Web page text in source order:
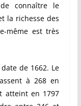
connaître le
la richesse des
même est très
de 1662. Le
à 268 en
atteint en 1797